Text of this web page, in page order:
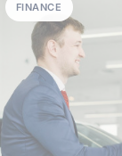
FINANCE